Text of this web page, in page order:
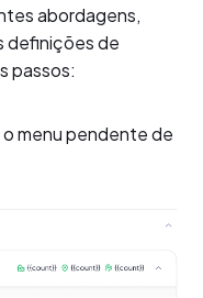
abordagens,
definições de
passos:
o menu pendente de